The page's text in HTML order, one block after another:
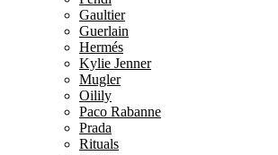
Gaultier
Guerlain
Hermés
Kylie Jenner
Mugler
Oilily
Paco Rabanne
Prada
Rituals